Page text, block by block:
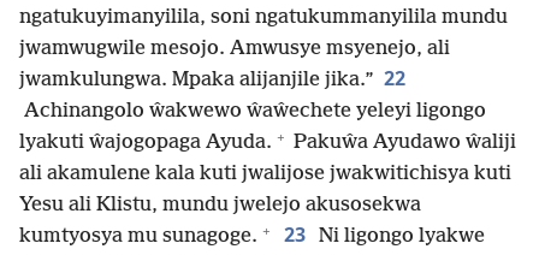
ngatukuyimanyilila, soni ngatukummanyilila mundu
jwamwugwile mesojo. Amwusye msyenejo, ali
jwamkulungwa. Mpaka alijanjile jika.” 22
Achinangolo ŵakwewo ŵaŵechete yeleyi ligongo
lyakuti ŵajogopaga Ayuda. + Pakuŵa Ayudawo ŵaliji
ali akamulene kala kuti jwalijose jwakwitichisya kuti
Yesu ali Klistu, mundu jwelejo akusosekwa
kumtyosya mu sunagoge. + 23 Ni ligongo lyakwe